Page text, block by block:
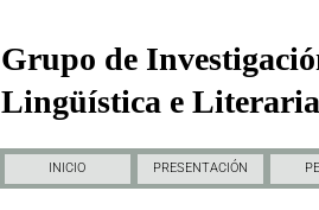
Grupo de
Lingüística e
INICIO PRESENTACIÓN